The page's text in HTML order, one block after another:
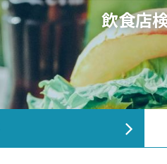
飲食店
佐世保のソウルフード